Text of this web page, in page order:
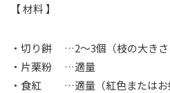
【 材料 】
・切り餅 …2～3個（枝の大きさ
・片栗粉 …適量
・食紅 …適量（紅色またはお